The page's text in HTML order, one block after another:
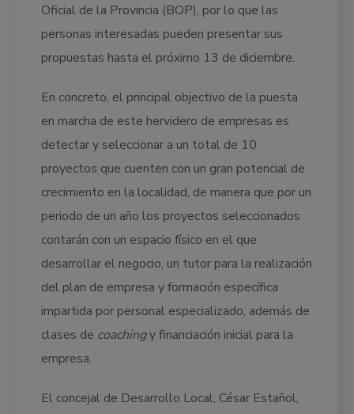
Oficial de la Provincia (BOP), por lo que las
personas interesadas pueden presentar sus
propuestas hasta el próximo 13 de diciembre.
En concreto, el principal objectivo de la puesta
en marcha de este hervidero de empresas es
detectar y seleccionar a un total de 10
proyectos que cuenten con un gran potencial de
crecimiento en la localidad, de manera que por un
periodo de un año los proyectos seleccionados
contarán con un espacio físico en el que
desarrollar el negocio, un tutor para la realización
del plan de empresa y formación específica
impartida por personal especializado, además de
clases de coachingy financiación inicial para la
empresa.
El concejal de Desarrollo Local, César Estañol,